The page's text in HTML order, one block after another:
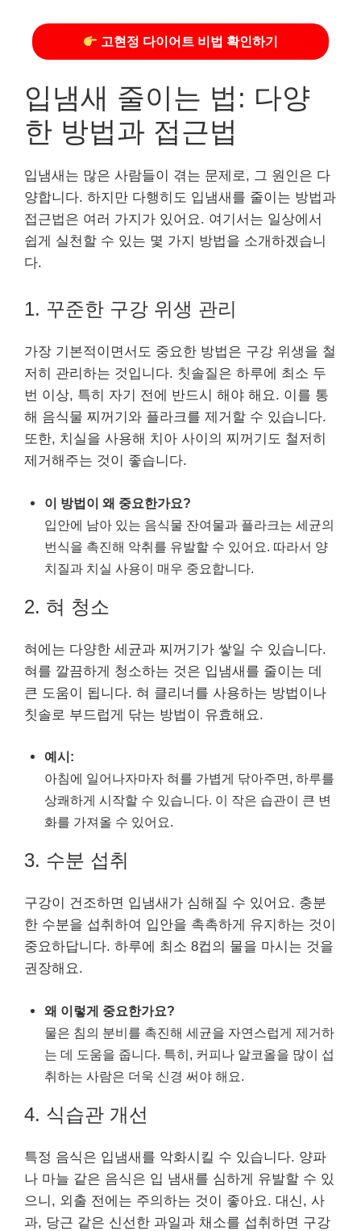
고현정 다이어트 비법 확인하기
입냄새 줄이는 법: 다양
한 방법과 접근법
입냄새는 많은 사람들이 겪는 문제로, 그 원인은 다
양합니다. 하지만 다행히도 입냄새를 줄이는 방법과
접근법은 여러 가지가 있어요. 여기서는 일상에서
쉽게 실천할 수 있는 몇 가지 방법을 소개하겠습니
다.
1. 꾸준한 구강 위생 관리
가장 기본적이면서도 중요한 방법은 구강 위생을 철
저히 관리하는 것입니다. 칫솔질은 하루에 최소 두
번 이상, 특히 자기 전에 반드시 해야 해요. 이를 통
해 음식물 찌꺼기와 플라크를 제거할 수 있습니다.
또한, 치실을 사용해 치아 사이의 찌꺼기도 철저히
제거해주는 것이 좋습니다.
이 방법이 왜 중요한가요?
입안에 남아 있는 음식물 잔여물과 플라크는 세균의
번식을 촉진해 악취를 유발할 수 있어요. 따라서 양
치질과 치실 사용이 매우 중요합니다.
2. 혀 청소
혀에는 다양한 세균과 찌꺼기가 쌓일 수 있습니다.
혀를 깔끔하게 청소하는 것은 입냄새를 줄이는 데
큰 도움이 됩니다. 혀 클리너를 사용하는 방법이나
칫솔로 부드럽게 닦는 방법이 유효해요.
예시:
아침에 일어나자마자 혀를 가볍게 닦아주면, 하루를
상쾌하게 시작할 수 있습니다. 이 작은 습관이 큰 변
화를 가져올 수 있어요.
3. 수분 섭취
구강이 건조하면 입냄새가 심해질 수 있어요. 충분
한 수분을 섭취하여 입안을 촉촉하게 유지하는 것이
중요하답니다. 하루에 최소 8컵의 물을 마시는 것을
권장해요.
왜 이렇게 중요한가요?
물은 침의 분비를 촉진해 세균을 자연스럽게 제거하
는 데 도움을 줍니다. 특히, 커피나 알코올을 많이 섭
취하는 사람은 더욱 신경 써야 해요.
4. 식습관 개선
특정 음식은 입냄새를 악화시킬 수 있습니다. 양파
나 마늘 같은 음식은 입 냄새를 심하게 유발할 수 있
으니, 외출 전에는 주의하는 것이 좋아요. 대신, 사
과, 당근 같은 신선한 과일과 채소를 섭취하면 구강